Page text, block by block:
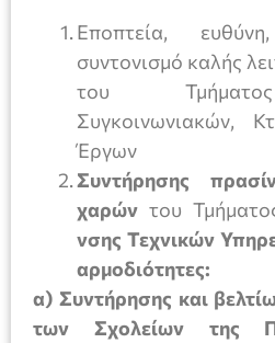
Εποπτεία,
συντονισμό καλής
του
Συγκοινωνιακών,
Έργων
Συντήρησης
χαρώντου
νσης Τεχνικών
αρμοδιότητες:
α) Συντήρησης και
των Σχολείων της